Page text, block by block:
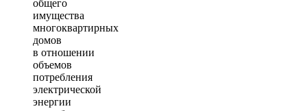
общего
имущества
многоквартирных
домов
в отношении
объемов
потребления
электрической
энергии